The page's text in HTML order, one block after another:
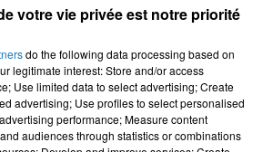
National visant...
votre vie privée est notre priorité
do the following data processing based on
legitimate interest: Store and/or access
Use limited data to select advertising; Create
advertising; Use profiles to select personalised
performance; Measure content
audiences through statistics or combinations